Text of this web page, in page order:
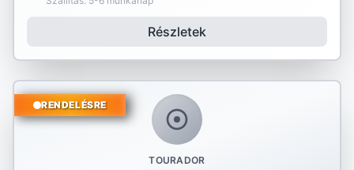
Részletek
TOURADOR
RENDELÉSRE